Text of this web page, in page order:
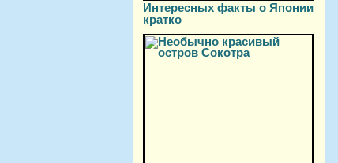
Интересных факты о Японии
кратко